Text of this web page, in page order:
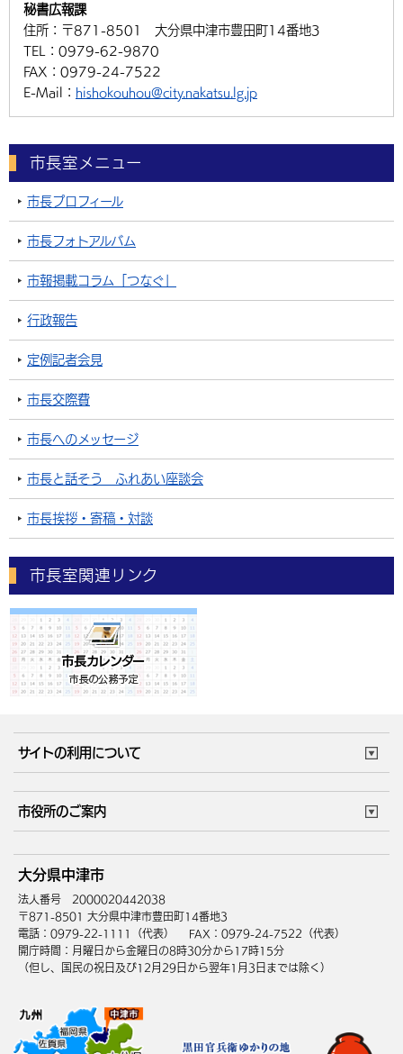
秘書広報課
住所： 〒871-8501 大分県中津市豊田町14番地3
TEL： 0979-62-9870
FAX： 0979-24-7522
E-Mail： hishokouhou@city.nakatsu.lg.jp
市長室メニュー
市長プロフィール
市長フォトアルバム
市報掲載コラム「つなぐ」
行政報告
定例記者会見
市長交際費
市長へのメッセージ
市長と話そう ふれあい座談会
市長挨拶・寄稿・対談
市長室関連リンク
サイトの利用について
サイトマップ
市役所のご案内
庁舎地図 組織案内
中津市へのアクセス
大分県中津市
法人番号 2000020442038
〒871-8501 大分県中津市豊田町14番地3
電話：0979-22-1111（代表）
FAX：0979-24-7522（代表）
開庁時間：月曜日から金曜日の8時30分から17時15分
（但し、国民の祝日及び12月29日から翌年1月3日までは除く）